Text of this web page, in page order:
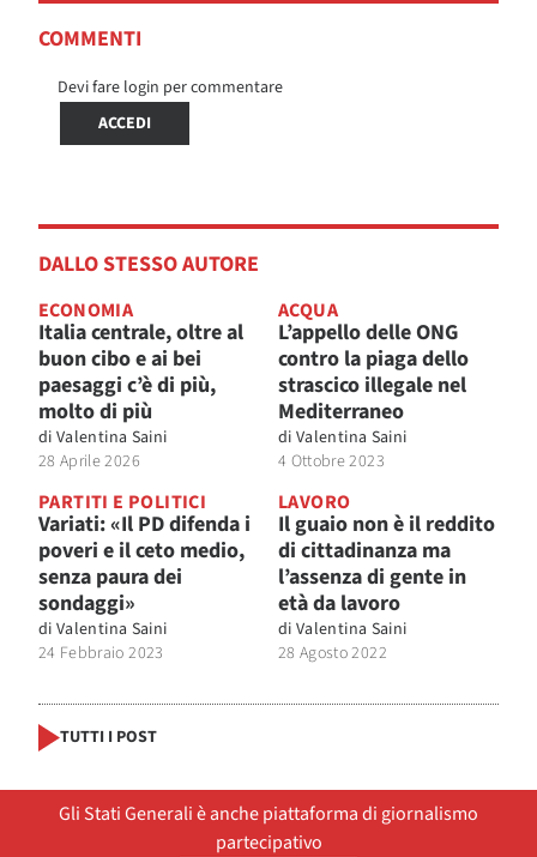
COMMENTI
Devi fare login per commentare
ACCEDI
DALLO STESSO AUTORE
ECONOMIA
Italia centrale, oltre al
buon cibo e ai bei
paesaggi c’è di più,
molto di più
di Valentina Saini
28 Aprile 2026
ACQUA
L’appello delle ONG
contro la piaga dello
strascico illegale nel
Mediterraneo
di Valentina Saini
4 Ottobre 2023
PARTITI E POLITICI
Variati: «Il PD difenda i
poveri e il ceto medio,
senza paura dei
sondaggi»
di Valentina Saini
24 Febbraio 2023
LAVORO
Il guaio non è il reddito
di cittadinanza ma
l’assenza di gente in
età da lavoro
di Valentina Saini
28 Agosto 2022
TUTTI I POST
Gli Stati Generali è anche piattaforma di giornalismo
partecipativo